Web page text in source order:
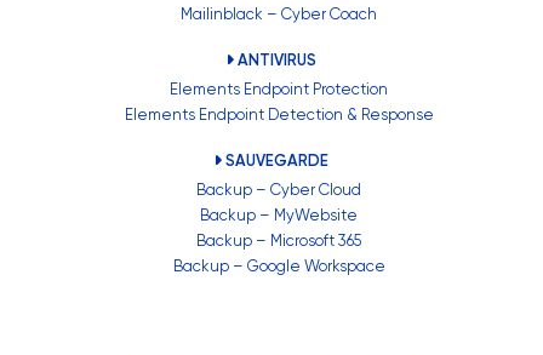
Mailinblack – Cyber Coach
ANTIVIRUS
Elements Endpoint Protection
Elements Endpoint Detection & Response
SAUVEGARDE
Backup – Cyber Cloud
Backup – MyWebsite
Backup – Microsoft 365
Backup – Google Workspace